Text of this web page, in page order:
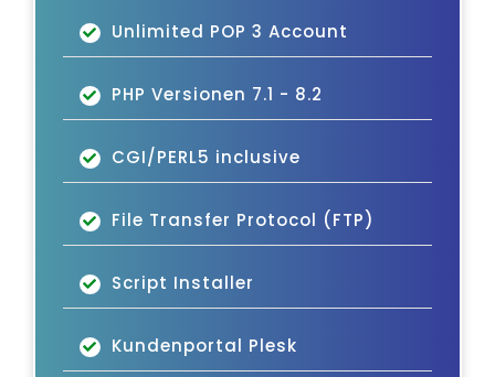
Unlimited POP 3 Account
PHP Versionen 7.1 - 8.2
CGI/PERL5 inclusive
File Transfer Protocol (FTP)
Script Installer
Kundenportal Plesk